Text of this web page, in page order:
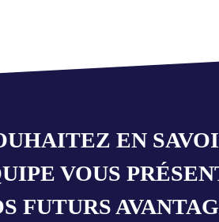
EN
VOUS
FUTURS